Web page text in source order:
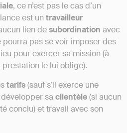
, ce n’est pas le cas d’un
est un travailleur
lien desubordination avec
pas se voir imposer des
pour exercer sa mission (à
le lui oblige).
tarifs(sauf s’il exerce une
sa clientèle(si aucun
conclu) et travail avec son